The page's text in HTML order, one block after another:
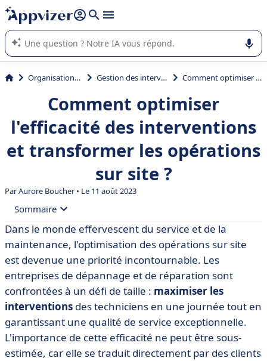
répondre (plusieurs lignes avec
L'IA de Appvizer vous guide dans l'utilisation ou la sélection de
logiciel SaaS en entreprise.
Organisation et planification Gestion des interventions et tournées Comment optimiser l'efficacité des interventions et transformer les opérations sur site ?
Comment optimiser
l'efficacité des interventions
et transformer les opérations
sur site ?
ParAurore Boucher• Le 11 août 2023
Sommaire
• Renforcer la qualification des demandes
d'intervention
• Utiliser les technologies pour améliorer les
interventions
• En bref
Dans le monde effervescent du service et de la
maintenance, l'optimisation des opérations sur site
est devenue une priorité incontournable. Les
entreprises de dépannage et de réparation sont
confrontées à un défi de taille : maximiser les
interventions des techniciens en une journée tout en
garantissant une qualité de service exceptionnelle.
L'importance de cette efficacité ne peut être sous-
estimée, car elle se traduit directement par des clients